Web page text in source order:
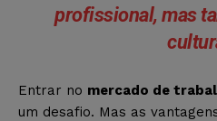
profissional, mas
Entrar no mercado de
um desafio. Mas as